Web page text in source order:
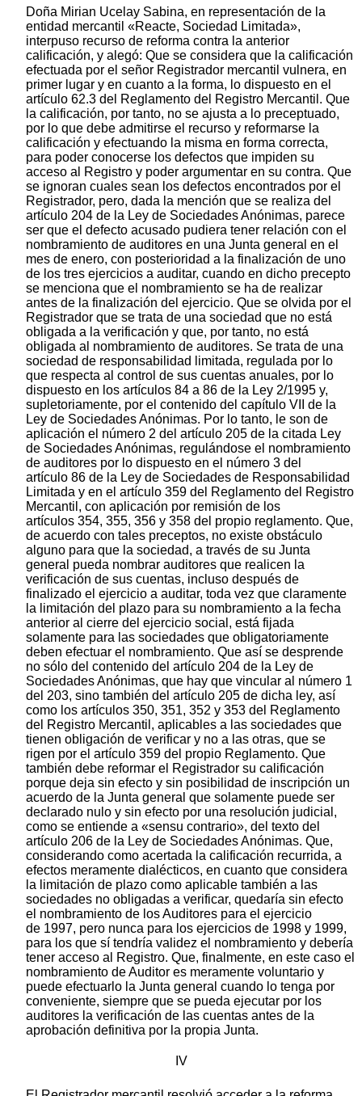
Doña Mirian Ucelay Sabina, en representación de la
entidad mercantil «Reacte, Sociedad Limitada»,
interpuso recurso de reforma contra la anterior
calificación, y alegó: Que se considera que la calificación
efectuada por el señor Registrador mercantil vulnera, en
primer lugar y en cuanto a la forma, lo dispuesto en el
artículo 62.3 del Reglamento del Registro Mercantil. Que
la calificación, por tanto, no se ajusta a lo preceptuado,
por lo que debe admitirse el recurso y reformarse la
calificación y efectuando la misma en forma correcta,
para poder conocerse los defectos que impiden su
acceso al Registro y poder argumentar en su contra. Que
se ignoran cuales sean los defectos encontrados por el
Registrador, pero, dada la mención que se realiza del
artículo 204 de la Ley de Sociedades Anónimas, parece
ser que el defecto acusado pudiera tener relación con el
nombramiento de auditores en una Junta general en el
mes de enero, con posterioridad a la finalización de uno
de los tres ejercicios a auditar, cuando en dicho precepto
se menciona que el nombramiento se ha de realizar
antes de la finalización del ejercicio. Que se olvida por el
Registrador que se trata de una sociedad que no está
obligada a la verificación y que, por tanto, no está
obligada al nombramiento de auditores. Se trata de una
sociedad de responsabilidad limitada, regulada por lo
que respecta al control de sus cuentas anuales, por lo
dispuesto en los artículos 84 a 86 de la Ley 2/1995 y,
supletoriamente, por el contenido del capítulo VII de la
Ley de Sociedades Anónimas. Por lo tanto, le son de
aplicación el número 2 del artículo 205 de la citada Ley
de Sociedades Anónimas, regulándose el nombramiento
de auditores por lo dispuesto en el número 3 del
artículo 86 de la Ley de Sociedades de Responsabilidad
Limitada y en el artículo 359 del Reglamento del Registro
Mercantil, con aplicación por remisión de los
artículos 354, 355, 356 y 358 del propio reglamento. Que,
de acuerdo con tales preceptos, no existe obstáculo
alguno para que la sociedad, a través de su Junta
general pueda nombrar auditores que realicen la
verificación de sus cuentas, incluso después de
finalizado el ejercicio a auditar, toda vez que claramente
la limitación del plazo para su nombramiento a la fecha
anterior al cierre del ejercicio social, está fijada
solamente para las sociedades que obligatoriamente
deben efectuar el nombramiento. Que así se desprende
no sólo del contenido del artículo 204 de la Ley de
Sociedades Anónimas, que hay que vincular al número 1
del 203, sino también del artículo 205 de dicha ley, así
como los artículos 350, 351, 352 y 353 del Reglamento
del Registro Mercantil, aplicables a las sociedades que
tienen obligación de verificar y no a las otras, que se
rigen por el artículo 359 del propio Reglamento. Que
también debe reformar el Registrador su calificación
porque deja sin efecto y sin posibilidad de inscripción un
acuerdo de la Junta general que solamente puede ser
declarado nulo y sin efecto por una resolución judicial,
como se entiende a «sensu contrario», del texto del
artículo 206 de la Ley de Sociedades Anónimas. Que,
considerando como acertada la calificación recurrida, a
efectos meramente dialécticos, en cuanto que considera
la limitación de plazo como aplicable también a las
sociedades no obligadas a verificar, quedaría sin efecto
el nombramiento de los Auditores para el ejercicio
de 1997, pero nunca para los ejercicios de 1998 y 1999,
para los que sí tendría validez el nombramiento y debería
tener acceso al Registro. Que, finalmente, en este caso el
nombramiento de Auditor es meramente voluntario y
puede efectuarlo la Junta general cuando lo tenga por
conveniente, siempre que se pueda ejecutar por los
auditores la verificación de las cuentas antes de la
aprobación definitiva por la propia Junta.
IV